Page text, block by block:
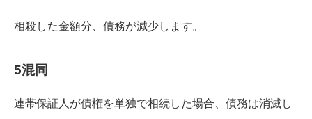
相殺した金額分、債務が減少します。
5混同
連帯保証人が債権を単独で相続した場合、債務は消滅し